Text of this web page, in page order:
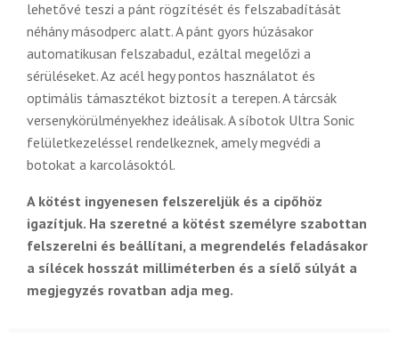
lehetővé teszi a pánt rögzítését és felszabadítását
néhány másodperc alatt. A pánt gyors húzásakor
automatikusan felszabadul, ezáltal megelőzi a
sérüléseket. Az acél hegy pontos használatot és
optimális támasztékot biztosít a terepen. A tárcsák
versenykörülményekhez ideálisak. A síbotok Ultra Sonic
felületkezeléssel rendelkeznek, amely megvédi a
botokat a karcolásoktól.
A kötést ingyenesen felszereljük és a cipőhöz
igazítjuk. Ha szeretné a kötést személyre szabottan
felszerelni és beállítani, a megrendelés feladásakor
a sílécek hosszát milliméterben és a síelő súlyát a
megjegyzés rovatban adja meg.